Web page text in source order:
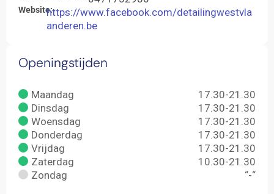
Website:https://www.facebook.com/detailingwestvla
anderen.be
Openingstijden
Maandag
17.30-21.30
Dinsdag
17.30-21.30
Woensdag
17.30-21.30
Donderdag
17.30-21.30
Vrijdag
17.30-21.30
Zaterdag
10.30-21.30
Zondag
“-“